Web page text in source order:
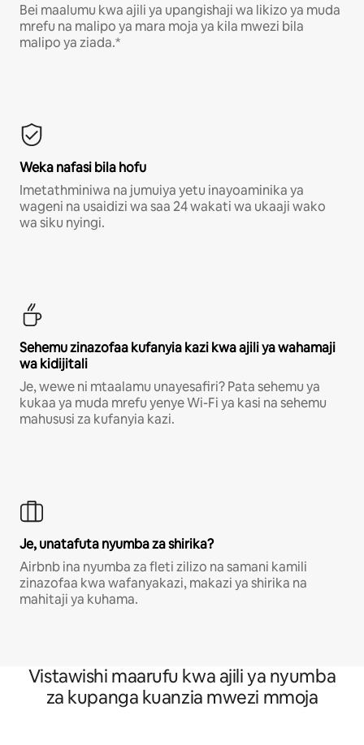
Bei maalumu kwa ajili ya upangishaji wa likizo ya muda
mrefu na malipo ya mara moja ya kila mwezi bila
malipo ya ziada.*
Weka nafasi bila hofu
Imetathminiwa na jumuiya yetu inayoaminika ya
wageni na usaidizi wa saa 24 wakati wa ukaaji wako
wa siku nyingi.
Sehemu zinazofaa kufanyia kazi kwa ajili ya wahamaji
wa kidijitali
Je, wewe ni mtaalamu unayesafiri? Pata sehemu ya
kukaa ya muda mrefu yenye Wi-Fi ya kasi na sehemu
mahususi za kufanyia kazi.
Je, unatafuta nyumba za shirika?
Airbnb ina nyumba za fleti zilizo na samani kamili
zinazofaa kwa wafanyakazi, makazi ya shirika na
mahitaji ya kuhama.
Vistawishi maarufu kwa ajili ya nyumba
za kupanga kuanzia mwezi mmoja